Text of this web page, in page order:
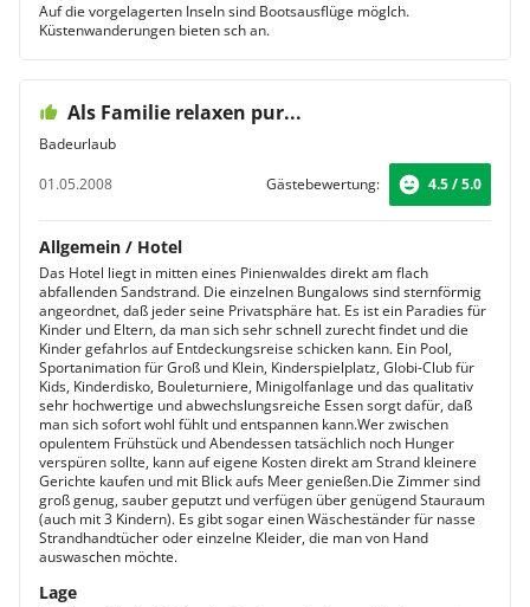
Auf die vorgelagerten Inseln sind Bootsausflüge möglch.
Küstenwanderungen bieten sch an.
Als Familie relaxen pur...
Badeurlaub
01.05.2008
Gästebewertung: 4.5 / 5.0
Allgemein / Hotel
Das Hotel liegt in mitten eines Pinienwaldes direkt am flach
abfallenden Sandstrand. Die einzelnen Bungalows sind sternförmig
angeordnet, daß jeder seine Privatsphäre hat. Es ist ein Paradies für
Kinder und Eltern, da man sich sehr schnell zurecht findet und die
Kinder gefahrlos auf Entdeckungsreise schicken kann. Ein Pool,
Sportanimation für Groß und Klein, Kinderspielplatz, Globi-Club für
Kids, Kinderdisko, Bouleturniere, Minigolfanlage und das qualitativ
sehr hochwertige und abwechslungsreiche Essen sorgt dafür, daß
man sich sofort wohl fühlt und entspannen kann.Wer zwischen
opulentem Frühstück und Abendessen tatsächlich noch Hunger
verspüren sollte, kann auf eigene Kosten direkt am Strand kleinere
Gerichte kaufen und mit Blick aufs Meer genießen.Die Zimmer sind
groß genug, sauber geputzt und verfügen über genügend Stauraum
(auch mit 3 Kindern). Es gibt sogar einen Wäscheständer für nasse
Strandhandtücher oder einzelne Kleider, die man von Hand
auswaschen möchte.
Lage